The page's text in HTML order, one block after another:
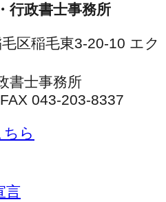
行政書士事務所
区稲毛東3-20-10 エク
書士事務所
043-203-8337
ら
言